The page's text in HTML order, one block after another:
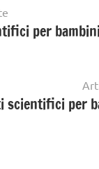
per
scientifici per